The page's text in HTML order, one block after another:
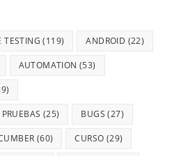
TESTING (119) ANDROID (22)
AUTOMATION (53)
(25) BUGS (27)
(60) CURSO (29)